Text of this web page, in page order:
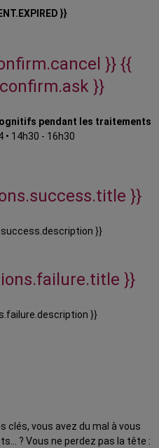
}}
}} {{
}}
pendant les traitements
• 14h30 - 16h30
}}
}}
}}
}}
clés, vous avez du mal à vous
? Vous ne perdez pas la tête :